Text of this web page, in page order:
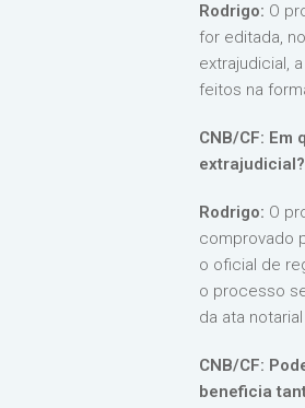
Rodrigo: O
for editada,
extrajudicial,
feitos na
CNB/CF:
extrajudicial?
Rodrigo: O
comprovado
o oficial de
o processo
da ata
CNB/CF:
beneficia